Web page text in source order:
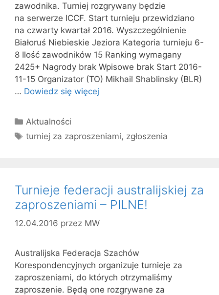
zawodnika. Turniej rozgrywany będzie
na serwerze ICCF. Start turnieju przewidziano
na czwarty kwartał 2016. Wyszczególnienie
Białoruś Niebieskie Jeziora Kategoria turnieju 6-
8 Ilość zawodników 15 Ranking wymagany
2425+ Nagrody brak Wpisowe brak Start 2016-
11-15 Organizator (TO) Mikhail Shablinsky (BLR)
… Dowiedz się więcej
Kategorie
Aktualności
Tagi
turniej za zaproszeniami, zgłoszenia
Turnieje federacji australijskiej za
zaproszeniami – PILNE!
12.04.2016 przez MW
Australijska Federacja Szachów
Korespondencyjnych organizuje turnieje za
zaproszeniami, do których otrzymaliśmy
zaproszenie. Będą one rozgrywane za